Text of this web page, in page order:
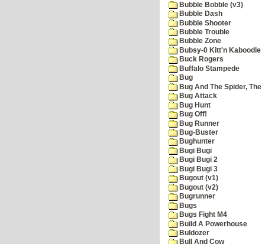
Bubble Bobble (v3)
Bubble Dash
Bubble Shooter
Bubble Trouble
Bubble Zone
Bubsy-0 Kitt'n Kaboodle
Buck Rogers
Buffalo Stampede
Bug
Bug And The Spider, The
Bug Attack
Bug Hunt
Bug Off!
Bug Runner
Bug-Buster
Bughunter
Bugi Bugi
Bugi Bugi 2
Bugi Bugi 3
Bugout (v1)
Bugout (v2)
Bugrunner
Bugs
Bugs Fight M4
Build A Powerhouse
Buldozer
Bull And Cow